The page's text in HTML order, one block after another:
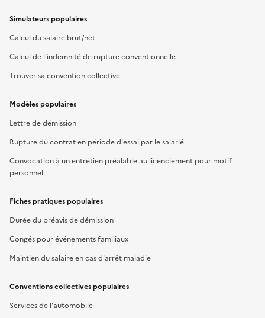
Simulateurs populaires
Calcul du salaire brut/net
Calcul de l'indemnité de rupture conventionnelle
Trouver sa convention collective
Modèles populaires
Lettre de démission
Rupture du contrat en période d'essai par le salarié
Convocation à un entretien préalable au licenciement pour motif
personnel
Fiches pratiques populaires
Durée du préavis de démission
Congés pour événements familiaux
Maintien du salaire en cas d'arrêt maladie
Conventions collectives populaires
Services de l'automobile